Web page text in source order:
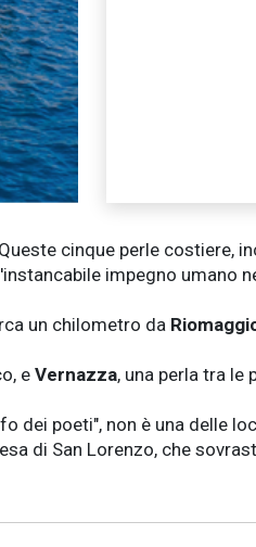
cinque perle costiere,
impegno umano
un chilometro da
e Vernazza, una perla tra le
poeti", non è una delle
di San Lorenzo, che